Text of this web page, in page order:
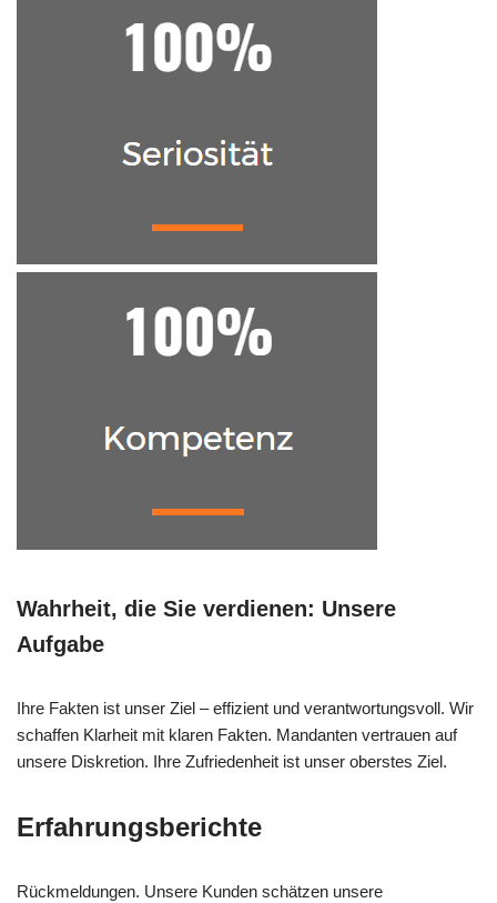
Wahrheit, die Sie verdienen: Unsere
Aufgabe
Ihre Fakten ist unser Ziel – effizient und verantwortungsvoll. Wir
schaffen Klarheit mit klaren Fakten. Mandanten vertrauen auf
unsere Diskretion. Ihre Zufriedenheit ist unser oberstes Ziel.
Erfahrungsberichte
Rückmeldungen. Unsere Kunden schätzen unsere